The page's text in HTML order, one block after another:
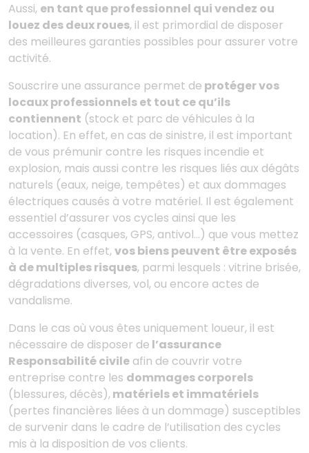
Aussi, en tant que professionnel qui vendez ou
louez des deux roues, il est primordial de disposer
des meilleures garanties possibles pour assurer votre
activité.
Souscrire une assurance permet de protéger vos
locaux professionnels et tout ce qu’ils
contiennent (stock et parc de véhicules à la
location). En effet, en cas de sinistre, il est important
de vous prémunir contre les risques incendie et
explosion, mais aussi contre les risques liés aux dégâts
naturels (eaux, neige, tempêtes) et aux dommages
électriques causés à votre matériel. Il est également
essentiel d’assurer vos cycles ainsi que les
accessoires (casques, GPS, antivol…) que vous mettez
à la vente. En effet, vos biens peuvent être exposés
à de multiples risques, parmi lesquels : vitrine brisée,
dégradations diverses, vol, ou encore actes de
vandalisme.
Dans le cas où vous êtes uniquement loueur, il est
nécessaire de disposer de l’assurance
Responsabilité civile afin de couvrir votre
entreprise contre les dommages corporels
(blessures, décès), matériels et immatériels
(pertes financières liées à un dommage) susceptibles
de survenir dans le cadre de l’utilisation des cycles
mis à la disposition de vos clients.